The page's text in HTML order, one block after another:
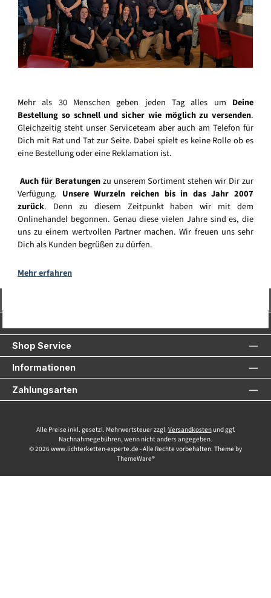
Mehr als 30 Menschen geben jeden Tag alles um Deine
Bestellung so schnell und sicher wie möglich zu versenden.
Gleichzeitig steht unser Serviceteam aber auch am Telefon für
Dich mit Rat und Tat zur Seite. Dabei spielt es keine Rolle ob es
eine Bestellung oder eine Reklamation ist.
Auch für Beratungenzu unserem Sortiment stehen wir Dir zur
Verfügung. Unsere Wurzeln reichen bis in das Jahr 2007
zurück. Denn zu diesem Zeitpunkt haben wir mit dem
Onlinehandel begonnen. Genau diese vielen Jahre sind es, die
uns zu einem wertvollen Partner machen. Wir freuen uns sehr
Dich als Kunden begrüßen zu dürfen.
Mehr erfahren
Shop Service
Informationen
Zahlungsarten
Alle Preise inkl. gesetzl. Mehrwertsteuer zzgl. Versandkostenund ggf.
Nachnahmegebühren, wenn nicht anders angegeben.
© 2026 www.lichterketten-experte.de - Alle Rechte vorbehalten. Theme by
ThemeWare®